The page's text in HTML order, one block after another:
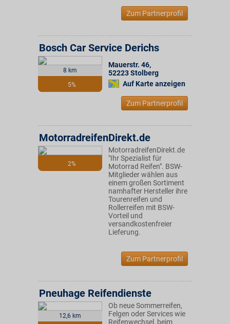
Zum Partnerprofil
8 km
5%
Bosch Car Service Derichs
Mauerstr. 46,
52223Stolberg
Auf Karte anzeigen
Zum Partnerprofil
2%
MotorradreifenDirekt.de
MotorradreifenDirekt.de
"Ihr Spezialist für
Motorrad Reifen". BSW-
Mitglieder wählen aus
einem großen Sortiment
namhafter Hersteller ihre
Tourenreifen und
Rollerreifen mit BSW-
Vorteil und
versandkostenfreier
Lieferung.
Zum Partnerprofil
12,6 km
Pneuhage Reifendienste
Ob neue Sommerreifen,
Felgen oder Services wie
Reifenwechsel, beim